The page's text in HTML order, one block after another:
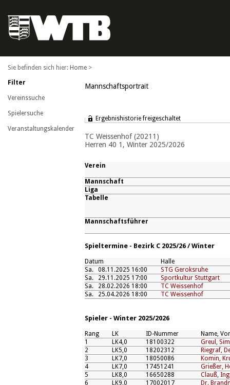
Mannschaftsportrait
Home >
Filter
Vereinssuche
Spielersuche
Veranstaltungskalender
Ergebnishistorie freigeschaltet
TC Weissenhof (20211)
Herren 40 1, Winter 2025/2026
Verein
Mannschaft
Liga
Tabelle
Mannschaftsführer
Spieltermine - Bezirk C 2025/26 / Winter
Datum
Halle
Sa.
08.11.2025 16:00
STG Geroksruhe
Sa.
29.11.2025 17:00
Sportkultur Stuttgart
Sa.
28.02.2026 18:00
TC Weissenhof
Sa.
25.04.2026 18:00 TC Weissenhof
Spieler - Winter 2025/2026
Rang LK ID-Nummer
Name,
1
LK4,0 18100322
Greul,
2
LK5,0 18202312
Riegraf,
3
LK7,0 18050086
Komin,
4
LK7,0 17451241
Grießer,
5
LK8,0 16650288
Clauß,
6
LK9,0 17002017
Dr.